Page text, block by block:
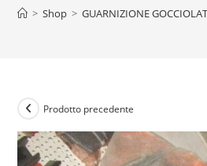
> Shop > GUARNIZIONE
Prodotto precedente